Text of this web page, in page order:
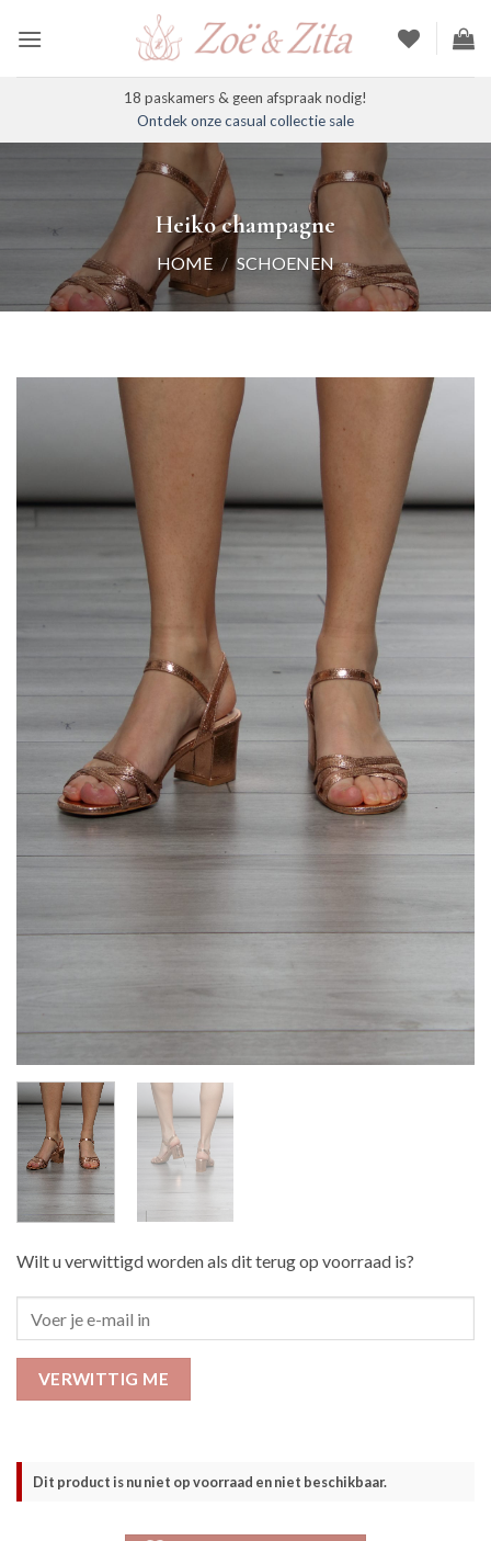
naar
18 paskamers & geen afspraak nodig!
Ontdek onze casual collectie sale
Heiko champagne
HOME / SCHOENEN
Wilt u verwittigd worden als dit terug op voorraad is?
VERWITTIG ME
Dit product is nu niet op voorraad en niet beschikbaar.